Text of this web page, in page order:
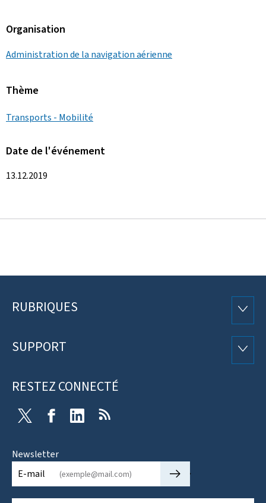
Organisation
Administration de la navigation aérienne
Thème
Transports - Mobilité
Date de l'événement
13.12.2019
Pied
page
RUBRIQUES
SUPPORT
RESTEZ CONNECTÉ
Twitter FacebookLinkedIn
Newsletter
E-mail
🡒